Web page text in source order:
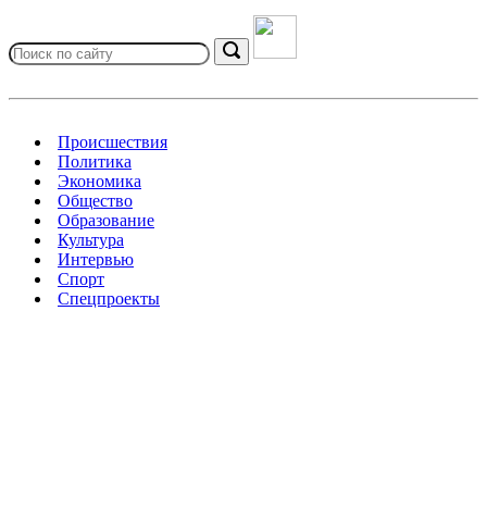
for:
Search
Происшествия
Политика
Экономика
Общество
Образование
Культура
Интервью
Спорт
Спецпроекты